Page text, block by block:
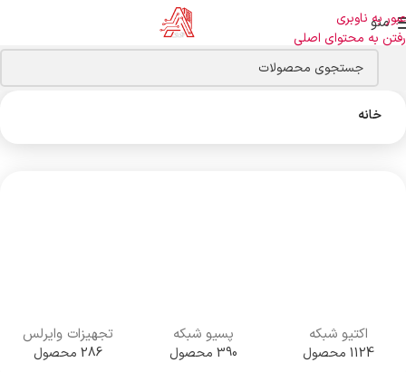
عبور به ناوبری
رفتن به محتوای اصلی
منو
خانه
اکتیو شبکه
1124 محصول
پسیو شبکه
390 محصول
تجهیزات وایرلس
286 محصول